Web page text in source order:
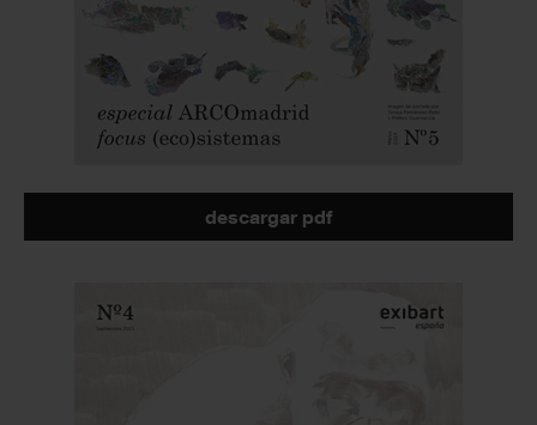
descargar pdf